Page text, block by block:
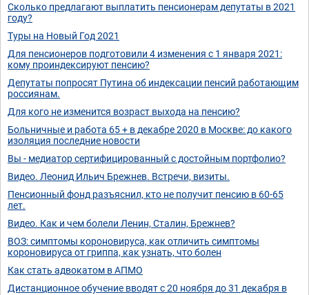
Сколько предлагают выплатить пенсионерам депутаты в 2021
году?
Туры на Новый Год 2021
Для пенсионеров подготовили 4 изменения с 1 января 2021:
кому проиндексируют пенсию?
Депутаты попросят Путина об индексации пенсий работающим
россиянам.
Для кого не изменится возраст выхода на пенсию?
Больничные и работа 65 + в декабре 2020 в Москве: до какого
изоляция последние новости
Вы - медиатор сертифицированный с достойным портфолио?
Видео. Леонид Ильич Брежнев. Встречи, визиты.
Пенсионный фонд разъяснил, кто не получит пенсию в 60-65
лет.
Видео. Как и чем болели Ленин, Сталин, Брежнев?
ВОЗ: симптомы короновируса, как отличить симптомы
короновируса от гриппа, как узнать, что болен
Как стать адвокатом в АПМО
Дистанционное обучение вводят с 20 ноября до 31 декабря в